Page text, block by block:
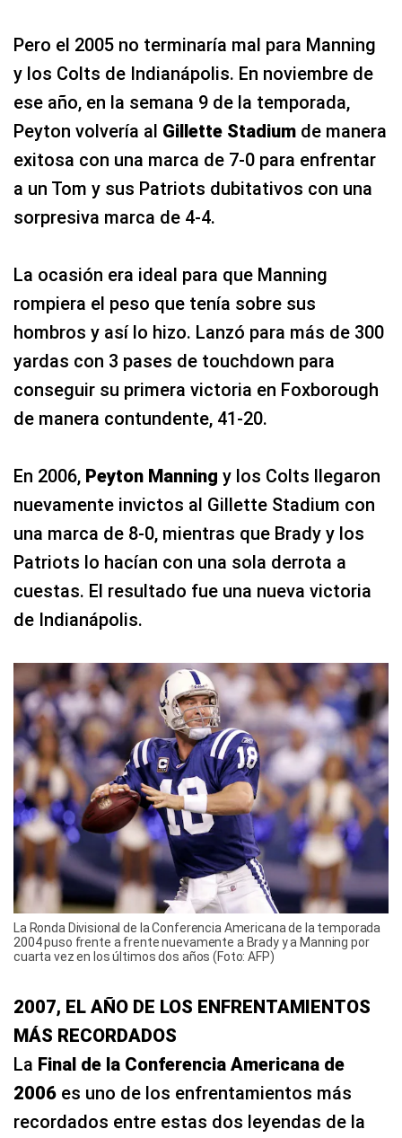
Pero el 2005 no terminaría mal para Manning
y los Colts de Indianápolis. En noviembre de
ese año, en la semana 9 de la temporada,
Peyton volvería al Gillette Stadium de manera
exitosa con una marca de 7-0 para enfrentar
a un Tom y sus Patriots dubitativos con una
sorpresiva marca de 4-4.
La ocasión era ideal para que Manning
rompiera el peso que tenía sobre sus
hombros y así lo hizo. Lanzó para más de 300
yardas con 3 pases de touchdown para
conseguir su primera victoria en Foxborough
de manera contundente, 41-20.
En 2006, Peyton Manning y los Colts llegaron
nuevamente invictos al Gillette Stadium con
una marca de 8-0, mientras que Brady y los
Patriots lo hacían con una sola derrota a
cuestas. El resultado fue una nueva victoria
de Indianápolis.
La Ronda Divisional de la Conferencia Americana de la temporada
2004 puso frente a frente nuevamente a Brady y a Manning por
cuarta vez en los últimos dos años (Foto: AFP)
2007, EL AÑO DE LOS ENFRENTAMIENTOS
MÁS RECORDADOS
La Final de la Conferencia Americana de
2006 es uno de los enfrentamientos más
recordados entre estas dos leyendas de la